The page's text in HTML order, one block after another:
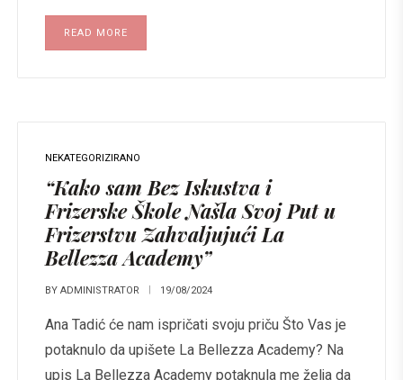
READ MORE
NEKATEGORIZIRANO
“Kako sam Bez Iskustva i
Frizerske Škole Našla Svoj Put u
Frizerstvu Zahvaljujući La
Bellezza Academy”
BY ADMINISTRATOR 19/08/2024
Ana Tadić će nam ispričati svoju priču Što Vas je
potaknulo da upišete La Bellezza Academy? Na
upis La Bellezza Academy potaknula me želja da